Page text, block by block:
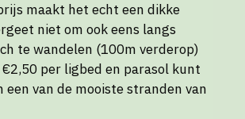
maakt het echt een dikke
niet om ook eens langs
te wandelen (100m verderop)
per ligbed en parasol kunt
een van de mooiste stranden van